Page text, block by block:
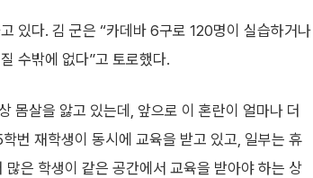
있다. 김 군은 “카데바 6구로 120명이 실습하거나
수밖에 없다”고 토로했다.
몸살을 앓고 있는데, 앞으로 이 혼란이 얼마나 더
번 재학생이 동시에 교육을 받고 있고, 일부는 휴
은 학생이 같은 공간에서 교육을 받아야 하는 상